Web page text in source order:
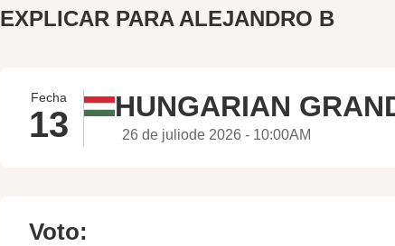
EXPLICAR PARA ALEJANDRO B
Fecha
13 HUNGARIAN
26 de juliode 2026 - 10:00AM
Voto: